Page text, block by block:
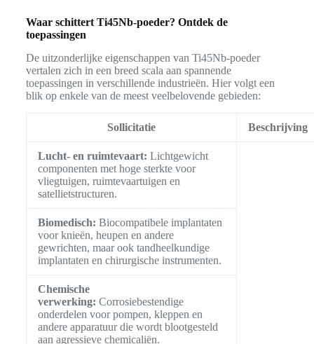
Waar schittert Ti45Nb-poeder? Ontdek de
toepassingen
De uitzonderlijke eigenschappen van Ti45Nb-poeder
vertalen zich in een breed scala aan spannende
toepassingen in verschillende industrieën. Hier volgt een
blik op enkele van de meest veelbelovende gebieden:
Sollicitatie Beschrijving
Lucht- en ruimtevaart: Lichtgewicht
componenten met hoge sterkte voor
vliegtuigen, ruimtevaartuigen en
satellietstructuren.
Biomedisch: Biocompatibele implantaten
voor knieën, heupen en andere
gewrichten, maar ook tandheelkundige
implantaten en chirurgische instrumenten.
Chemische
verwerking: Corrosiebestendige
onderdelen voor pompen, kleppen en
andere apparatuur die wordt blootgesteld
aan agressieve chemicaliën.